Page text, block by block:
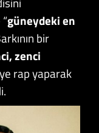
güneydeki en
bir
zenci
rap yaparak